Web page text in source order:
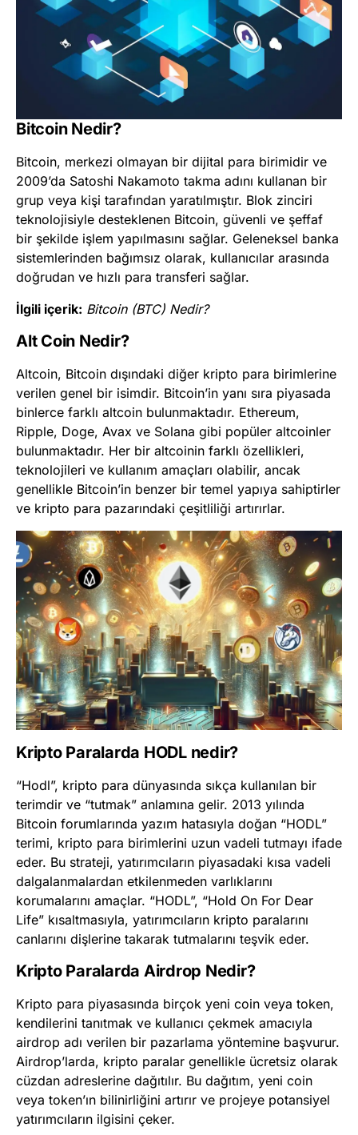
Bitcoin Nedir?
Bitcoin, merkezi olmayan bir dijital para birimidir ve
2009’da Satoshi Nakamoto takma adını kullanan bir
grup veya kişi tarafından yaratılmıştır. Blok zinciri
teknolojisiyle desteklenen Bitcoin, güvenli ve şeffaf
bir şekilde işlem yapılmasını sağlar. Geleneksel banka
sistemlerinden bağımsız olarak, kullanıcılar arasında
doğrudan ve hızlı para transferi sağlar.
İlgili içerik: Bitcoin (BTC) Nedir?
Alt Coin Nedir?
Altcoin, Bitcoin dışındaki diğer kripto para birimlerine
verilen genel bir isimdir. Bitcoin’in yanı sıra piyasada
binlerce farklı altcoin bulunmaktadır. Ethereum,
Ripple, Doge, Avax ve Solana gibi popüler altcoinler
bulunmaktadır. Her bir altcoinin farklı özellikleri,
teknolojileri ve kullanım amaçları olabilir, ancak
genellikle Bitcoin’in benzer bir temel yapıya sahiptirler
ve kripto para pazarındaki çeşitliliği artırırlar.
Kripto Paralarda HODL nedir?
“Hodl”, kripto para dünyasında sıkça kullanılan bir
terimdir ve “tutmak” anlamına gelir. 2013 yılında
Bitcoin forumlarında yazım hatasıyla doğan “HODL”
terimi, kripto para birimlerini uzun vadeli tutmayı ifade
eder. Bu strateji, yatırımcıların piyasadaki kısa vadeli
dalgalanmalardan etkilenmeden varlıklarını
korumalarını amaçlar. “HODL”, “Hold On For Dear
Life” kısaltmasıyla, yatırımcıların kripto paralarını
canlarını dişlerine takarak tutmalarını teşvik eder.
Kripto Paralarda Airdrop Nedir?
Kripto para piyasasında birçok yeni coin veya token,
kendilerini tanıtmak ve kullanıcı çekmek amacıyla
airdrop adı verilen bir pazarlama yöntemine başvurur.
Airdrop’larda, kripto paralar genellikle ücretsiz olarak
cüzdan adreslerine dağıtılır. Bu dağıtım, yeni coin
veya token’ın bilinirliğini artırır ve projeye potansiyel
yatırımcıların ilgisini çeker.